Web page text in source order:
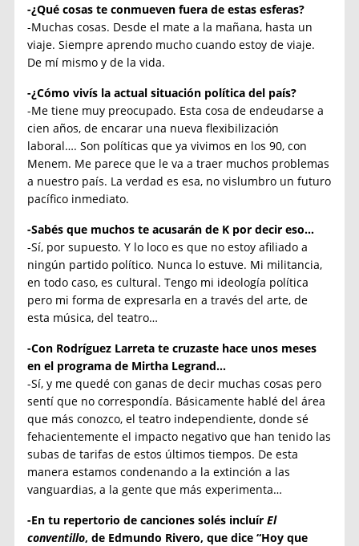
-¿Qué cosas te conmueven fuera de estas esferas?
-Muchas cosas. Desde el mate a la mañana, hasta un
viaje. Siempre aprendo mucho cuando estoy de viaje.
De mí mismo y de la vida.
-¿Cómo vivís la actual situación política del país?
-Me tiene muy preocupado. Esta cosa de endeudarse a
cien años, de encarar una nueva flexibilización
laboral…. Son políticas que ya vivimos en los 90, con
Menem. Me parece que le va a traer muchos problemas
a nuestro país. La verdad es esa, no vislumbro un futuro
pacífico inmediato.
-Sabés que muchos te acusarán de K por decir eso…
-Sí, por supuesto. Y lo loco es que no estoy afiliado a
ningún partido político. Nunca lo estuve. Mi militancia,
en todo caso, es cultural. Tengo mi ideología política
pero mi forma de expresarla en a través del arte, de
esta música, del teatro…
-Con Rodríguez Larreta te cruzaste hace unos meses
en el programa de Mirtha Legrand…
-Sí, y me quedé con ganas de decir muchas cosas pero
sentí que no correspondía. Básicamente hablé del área
que más conozco, el teatro independiente, donde sé
fehacientemente el impacto negativo que han tenido las
subas de tarifas de estos últimos tiempos. De esta
manera estamos condenando a la extinción a las
vanguardias, a la gente que más experimenta…
-En tu repertorio de canciones solés incluírEl
conventillo, de Edmundo Rivero, que dice “Hoy que